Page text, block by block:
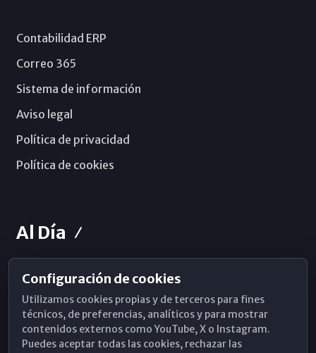
Contabilidad ERP
Correo 365
Sistema de información
Aviso legal
Política de privacidad
Política de cookies
Al Día
Horarios de Misa
Hemeroteca
WhatsApp
Configuración de cookies
Utilizamos cookies propias y de terceros para fines
técnicos, de preferencias, analíticos y para mostrar
contenidos externos como YouTube, X o Instagram.
Puedes aceptar todas las cookies, rechazar las